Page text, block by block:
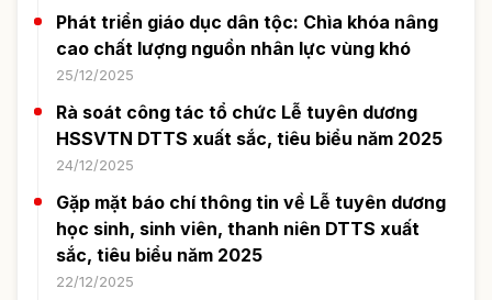
Phát triển giáo dục dân tộc: Chìa khóa nâng
cao chất lượng nguồn nhân lực vùng khó
25/12/2025
Rà soát công tác tổ chức Lễ tuyên dương
HSSVTN DTTS xuất sắc, tiêu biểu năm 2025
24/12/2025
Gặp mặt báo chí thông tin về Lễ tuyên dương
học sinh, sinh viên, thanh niên DTTS xuất
sắc, tiêu biểu năm 2025
22/12/2025